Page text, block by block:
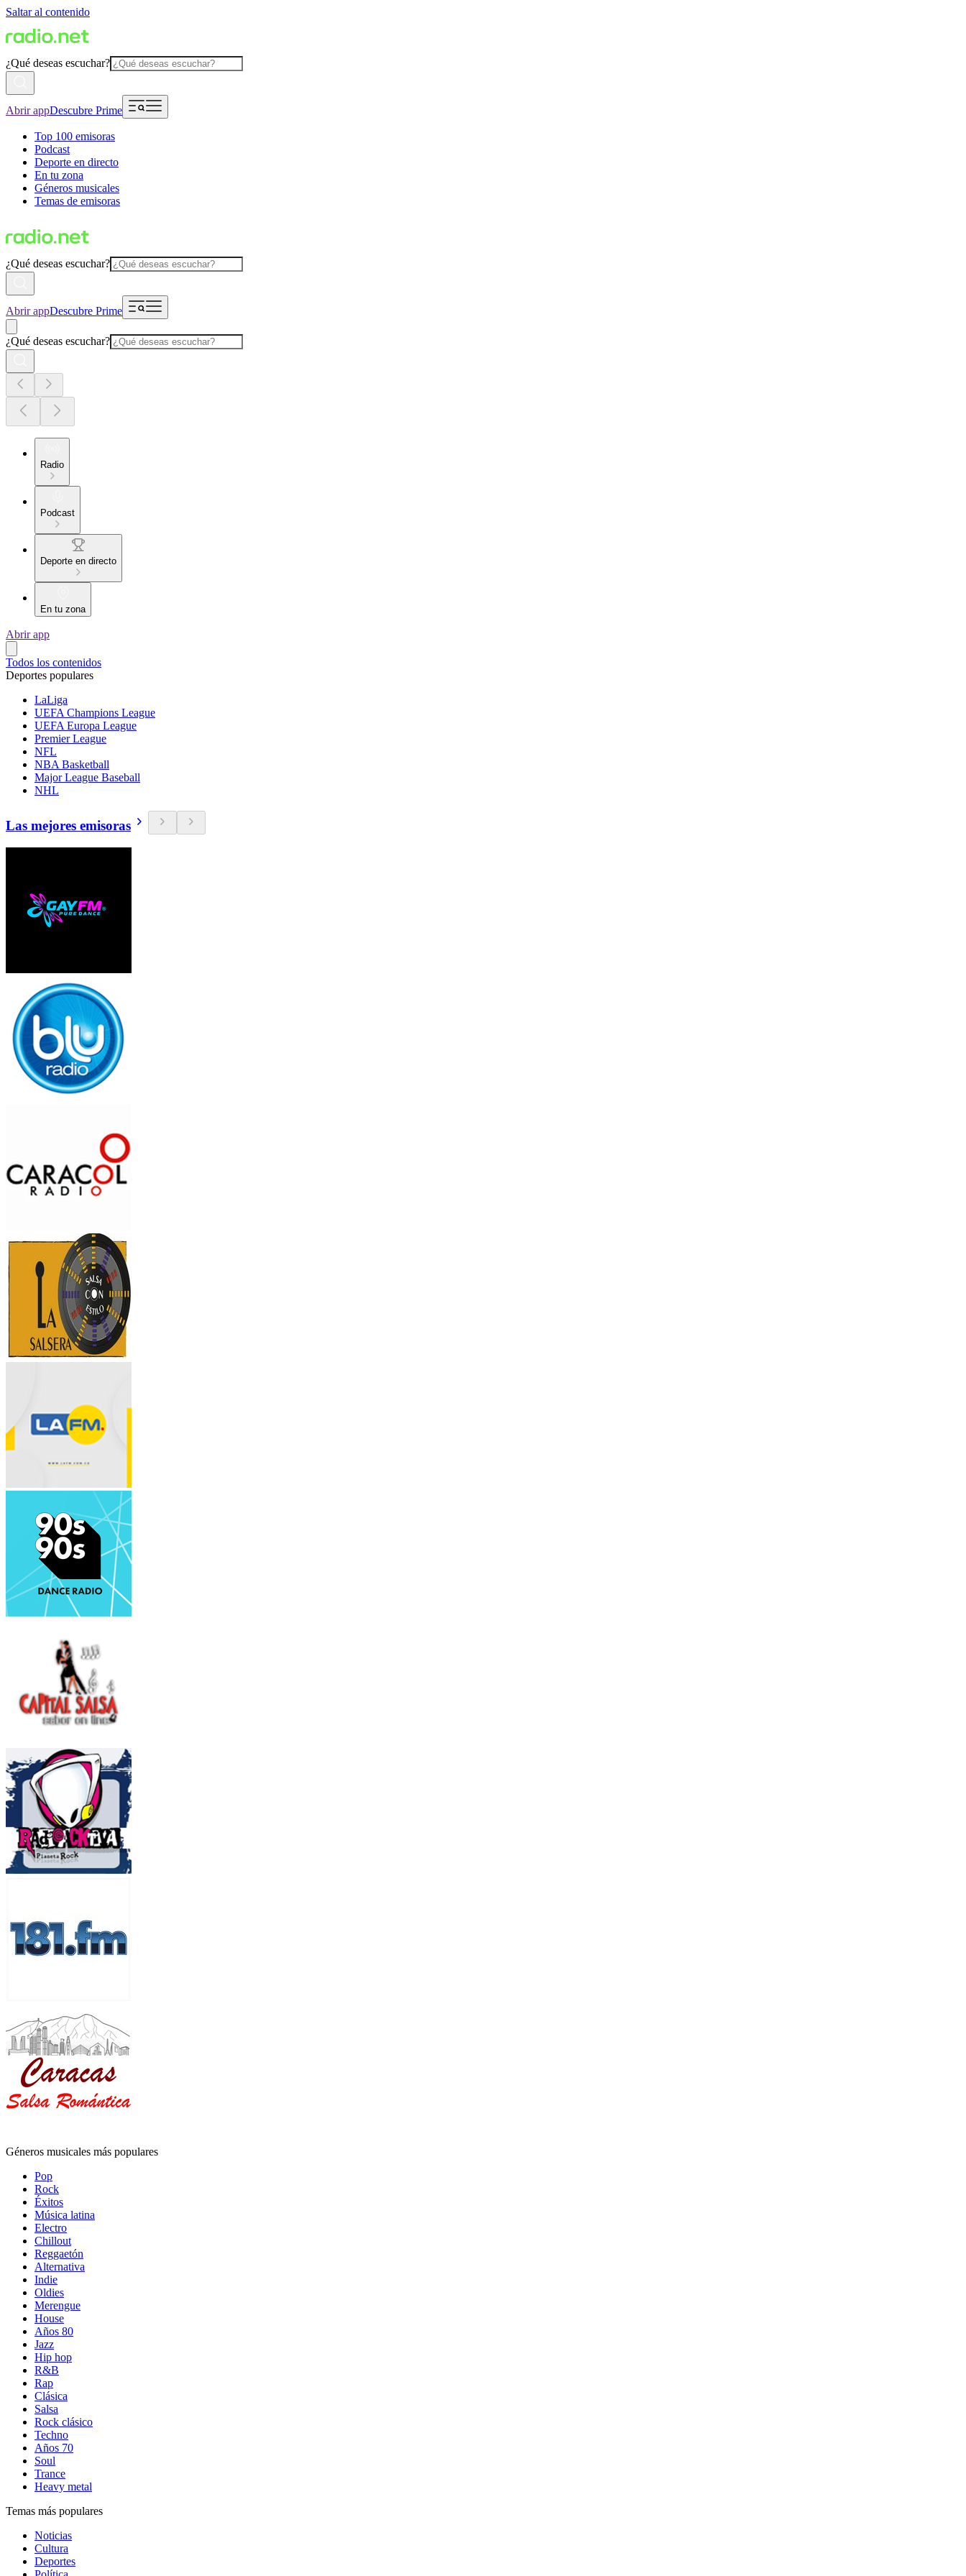
Saltar al contenido
¿Qué deseas escuchar?
Abrir appDescubre Prime
Top 100 emisoras
Podcast
Deporte en directo
En tu zona
Géneros musicales
Temas de emisoras
¿Qué deseas escuchar?
Abrir appDescubre Prime
¿Qué deseas escuchar?
Radio
Podcast
Deporte en directo
En tu zona
Abrir app
Todos los contenidos
Deportes populares
LaLiga
UEFA Champions League
UEFA Europa League
Premier League
NFL
NBA Basketball
Major League Baseball
NHL
Las mejores emisoras
Géneros musicales más populares
Pop
Rock
Éxitos
Música latina
Electro
Chillout
Reggaetón
Alternativa
Indie
Oldies
Merengue
House
Años 80
Jazz
Hip hop
R&B
Rap
Clásica
Salsa
Rock clásico
Techno
Años 70
Soul
Trance
Heavy metal
Temas más populares
Noticias
Cultura
Deportes